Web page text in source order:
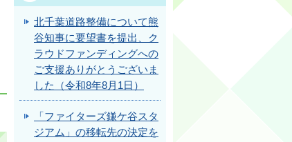
北千葉道路整備について熊
谷知事に要望書を提出、ク
ラウドファンディングへの
ご支援ありがとうございま
した（令和8年8月1日）
「ファイターズ鎌ケ谷スタ
ジアム」の移転先の決定を